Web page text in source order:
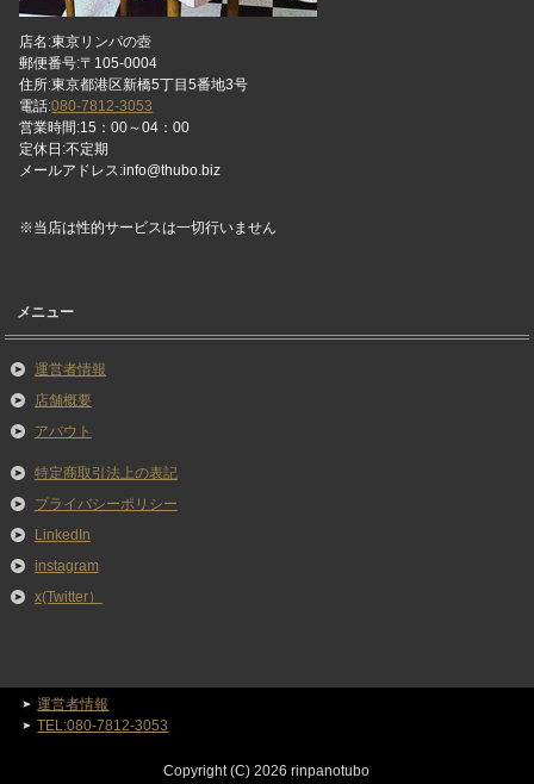
店名:東京リンパの壺
郵便番号:〒105-0004
住所:東京都港区新橋5丁目5番地3号
電話:080-7812-3053
営業時間:15：00～04：00
定休日:不定期
メールアドレス:info@thubo.biz
※当店は性的サービスは一切行いません
メニュー
運営者情報
店舗概要
アバウト
特定商取引法上の表記
プライバシーポリシー
LinkedIn
instagram
x(Twitter）
運営者情報
TEL:080-7812-3053
Copyright (C) 2026 rinpanotubo